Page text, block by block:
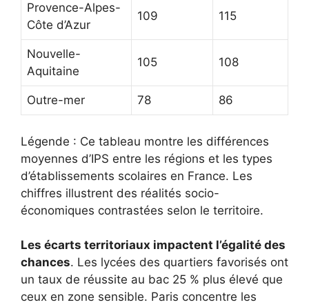
Provence-Alpes-
Côte d’Azur
109 115
Nouvelle-
Aquitaine
105 108
Outre-mer 78 86
Légende : Ce tableau montre les différences
moyennes d’IPS entre les régions et les types
d’établissements scolaires en France. Les
chiffres illustrent des réalités socio-
économiques contrastées selon le territoire.
Les écarts territoriaux impactent l’égalité des
chances. Les lycées des quartiers favorisés ont
un taux de réussite au bac 25 % plus élevé que
ceux en zone sensible. Paris concentre les